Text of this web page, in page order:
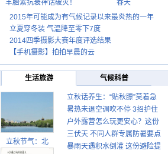
羊胎素抗衰神话破灭！
春天
2015年可能成为有气候记录以来最炎热的一年
立夏穿冬装 气温降至零下7度
2014四季摄影大赛年度评选结果
【手机摄影】拍拍早晨的云
生活旅游 气候科普
立秋节气：北
立秋话养生：“贴秋膘”莫着急
先清暑再防燥
暑热未退空调吹不停 3招护住
肩颈不酸痛
户外露营怎么玩更安心？这份
攻略请收好
三伏天 不同人群专属防暑要点
请收好
暴雨天遇积水倒灌 这份避险提